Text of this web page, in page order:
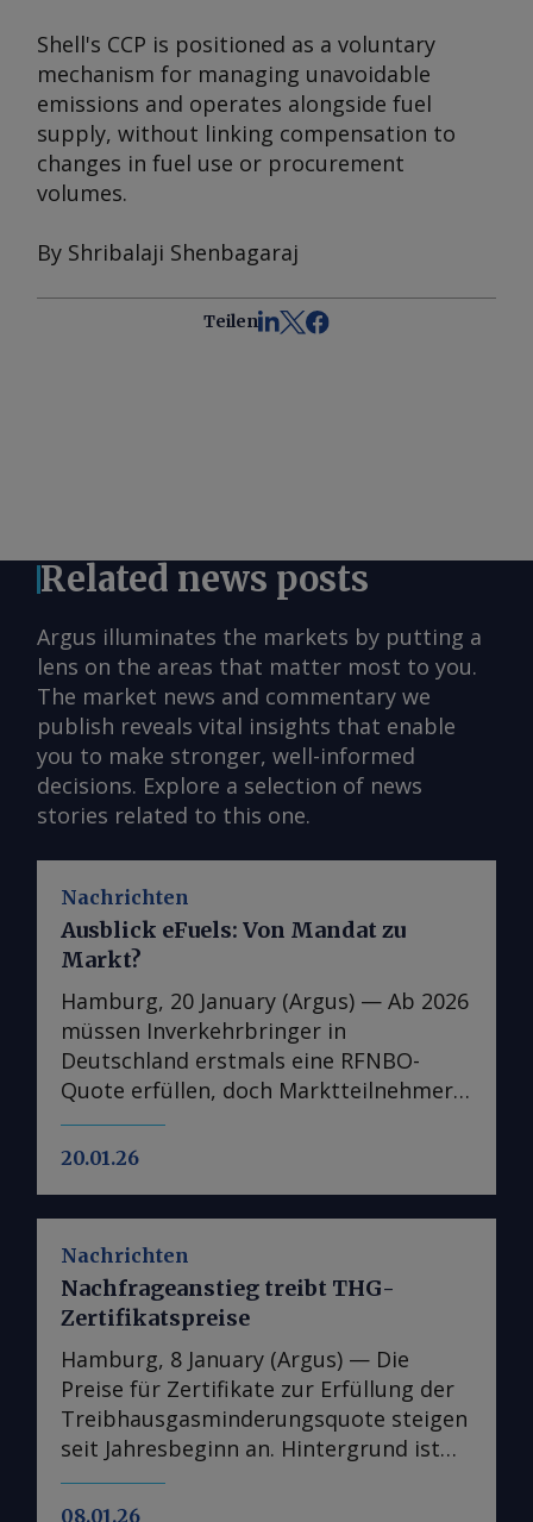
Shell's CCP is positioned as a voluntary
mechanism for managing unavoidable
emissions and operates alongside fuel
supply, without linking compensation to
changes in fuel use or procurement
volumes.
By Shribalaji Shenbagaraj
Teilen
Related news posts
Argus illuminates the markets by putting a
lens on the areas that matter most to you.
The market news and commentary we
publish reveals vital insights that enable
you to make stronger, well-informed
decisions. Explore a selection of news
stories related to this one.
Nachrichten
20.01.26
Ausblick eFuels: Von Mandat zu
Markt?
Hamburg, 20 January (Argus) — Ab 2026
müssen Inverkehrbringer in
Deutschland erstmals eine RFNBO-
Quote erfüllen, doch Marktteilnehmer
rechnen aufgrund der geringen
Produktverfügbarkeit damit, dass die
regulatorische Impulse dennoch
Bewegung in den eFuel-Markt bringen.
Die Bundesregierung hat am 10.
Dezember im Rahmen der RED III neben
der Anpassung der THG-Quote auch die
Einführung eines Mindestmandats für
erneuerbare Kraftstoffe nicht-biogenen
Ursprungs (RFNBO) beschlossen,
welche durch das Inverkehrbringen von
Nachrichten
08.01.26
Nachfrageanstieg treibt THG-
Zertifikatspreise
Hamburg, 8 January (Argus) — Die
Preise für Zertifikate zur Erfüllung der
Treibhausgasminderungsquote steigen
seit Jahresbeginn an. Hintergrund ist
die Rückkehr großer Verpflichteter auf
den Markt. Seit dem 2. Januar ist der